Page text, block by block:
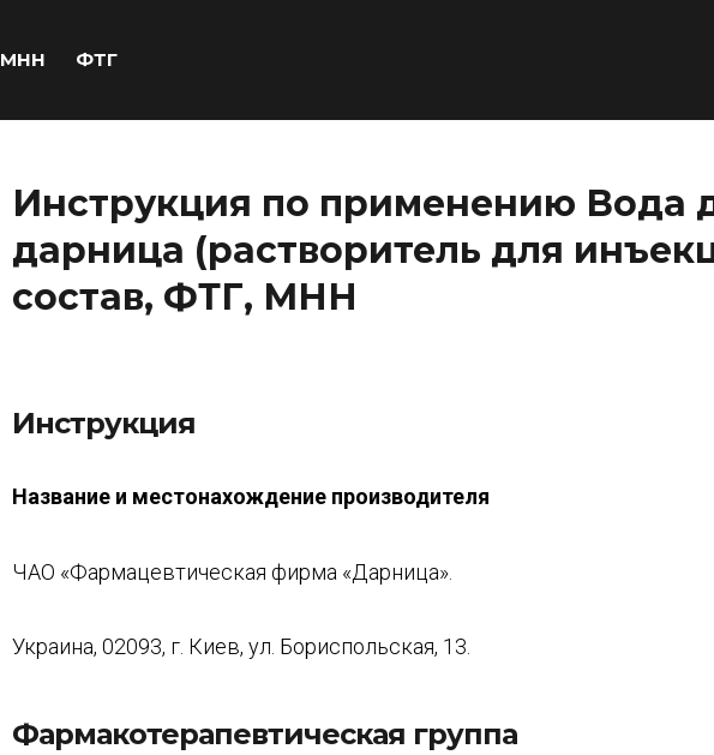
МНН ФТГ
Инструкция по применению Вода
дарница (растворитель для
состав, ФТГ, МНН
Инструкция
Название и местонахождение производителя
ЧАО «Фармацевтическая фирма «Дарница».
Украина, 02093, г. Киев, ул. Бориспольская, 13.
Фармакотерапевтическая группа